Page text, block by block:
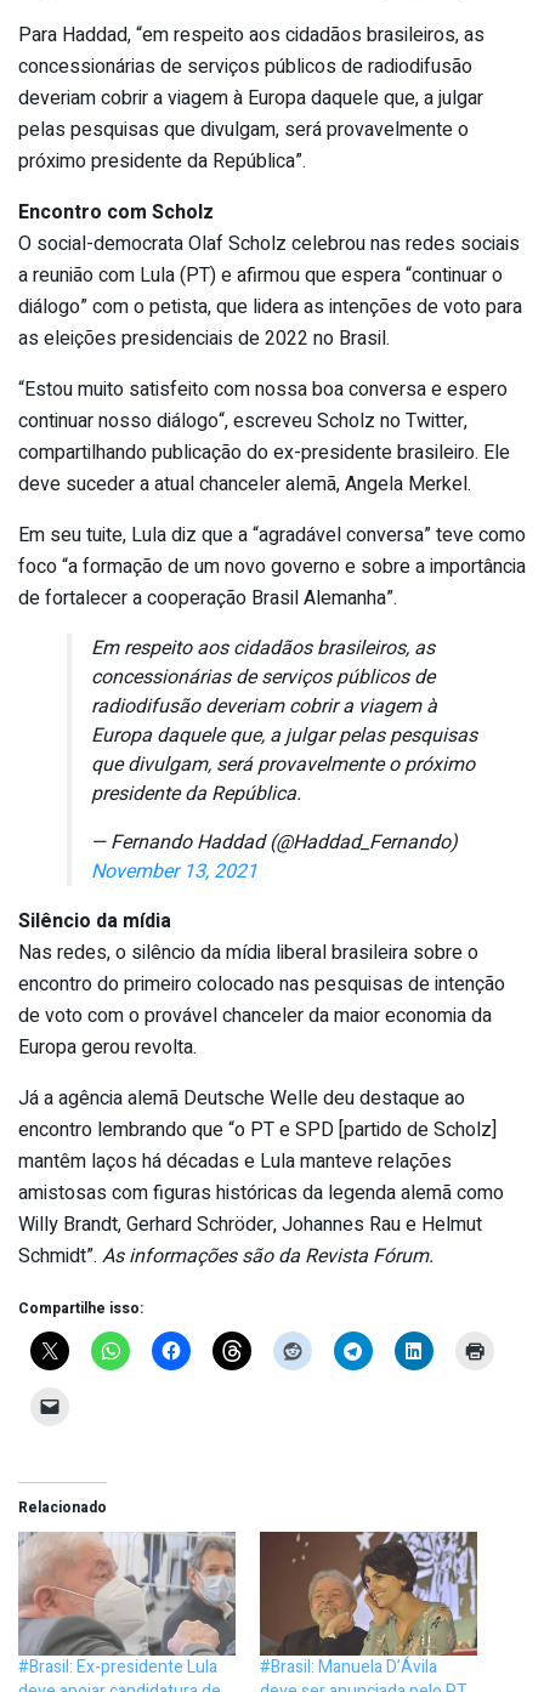
Para Haddad, “em respeito aos cidadãos brasileiros, as
concessionárias de serviços públicos de radiodifusão
deveriam cobrir a viagem à Europa daquele que, a julgar
pelas pesquisas que divulgam, será provavelmente o
próximo presidente da República”.
Encontro com Scholz
O social-democrata Olaf Scholz celebrou nas redes sociais
a reunião com Lula (PT) e afirmou que espera “continuar o
diálogo” com o petista, que lidera as intenções de voto para
as eleições presidenciais de 2022 no Brasil.
“Estou muito satisfeito com nossa boa conversa e espero
continuar nosso diálogo“, escreveu Scholz no Twitter,
compartilhando publicação do ex-presidente brasileiro. Ele
deve suceder a atual chanceler alemã, Angela Merkel.
Em seu tuite, Lula diz que a “agradável conversa” teve como
foco “a formação de um novo governo e sobre a importância
de fortalecer a cooperação Brasil Alemanha”.
Em respeito aos cidadãos brasileiros, as
concessionárias de serviços públicos de
radiodifusão deveriam cobrir a viagem à
Europa daquele que, a julgar pelas pesquisas
que divulgam, será provavelmente o próximo
presidente da República.
— Fernando Haddad (@Haddad_Fernando)
November 13, 2021
Silêncio da mídia
Nas redes, o silêncio da mídia liberal brasileira sobre o
encontro do primeiro colocado nas pesquisas de intenção
de voto com o provável chanceler da maior economia da
Europa gerou revolta.
Já a agência alemã Deutsche Welle deu destaque ao
encontro lembrando que “o PT e SPD [partido de Scholz]
mantêm laços há décadas e Lula manteve relações
amistosas com figuras históricas da legenda alemã como
Willy Brandt, Gerhard Schröder, Johannes Rau e Helmut
Schmidt”. As informações são da Revista Fórum.
Compartilhe isso:
Relacionado
#Brasil: Ex-presidente Lula
#Brasil: Manuela D’Ávila